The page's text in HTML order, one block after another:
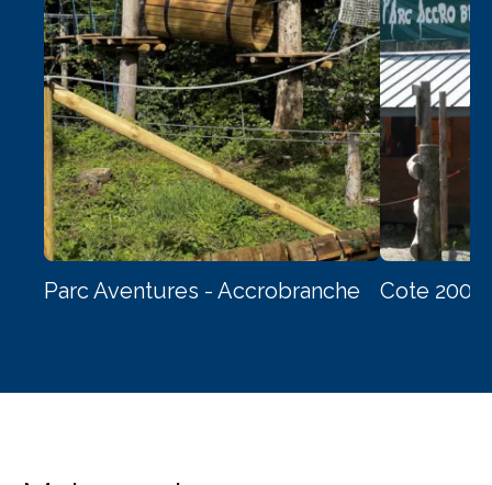
Parc Aventures - Accrobranche Cote